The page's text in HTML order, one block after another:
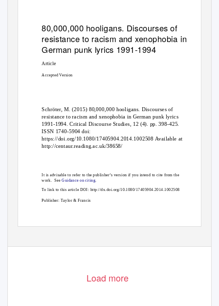
80,000,000 hooligans. Discourses of
resistance to racism and xenophobia in
German punk lyrics 1991-1994
Article
Accepted Version
Schröter, M. (2015) 80,000,000 hooligans. Discourses of
resistance to racism and xenophobia in German punk lyrics
1991-1994. Critical Discourse Studies, 12 (4). pp. 398-425.
ISSN 1740-5904 doi:
https://doi.org/10.1080/17405904.2014.1002508 Available at
http://centaur.reading.ac.uk/38658/
It is advisable to refer to the publisher’s version if you intend to cite from the
work. See Guidance on citing
To link to this article DOI: http://dx.doi.org/10.1080/17405904.2014.1002508
Publisher: Taylor & Francis
Load more